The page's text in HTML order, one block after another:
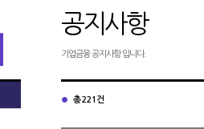
공지사항
기업금융 공지사항 입니다.
총 221건